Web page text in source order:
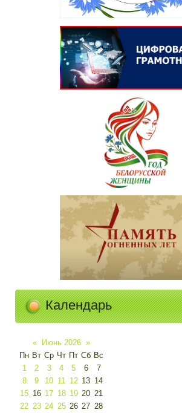
Календарь
« Июнь 2026 »
Пн Вт Ср Чт Пт Сб Вс
1
2 3 4 5 6
7
8
9 10 11 12 13 14
15 16 17 18 19 20 21
22 23 24 25 26 27 28